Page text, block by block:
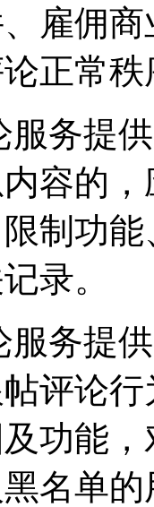
雇佣
正常
服务提
容的
制功
录。
服务提
评论
功能
名单